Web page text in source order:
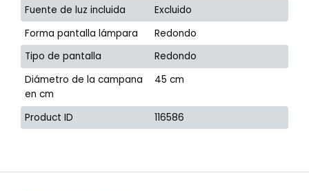
Fuente de luz incluida
Excluido
Forma pantalla lámpara
Redondo
Tipo de pantalla
Redondo
Diámetro de la campana
en cm
45 cm
Product ID 116586